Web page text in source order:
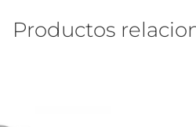
Productos